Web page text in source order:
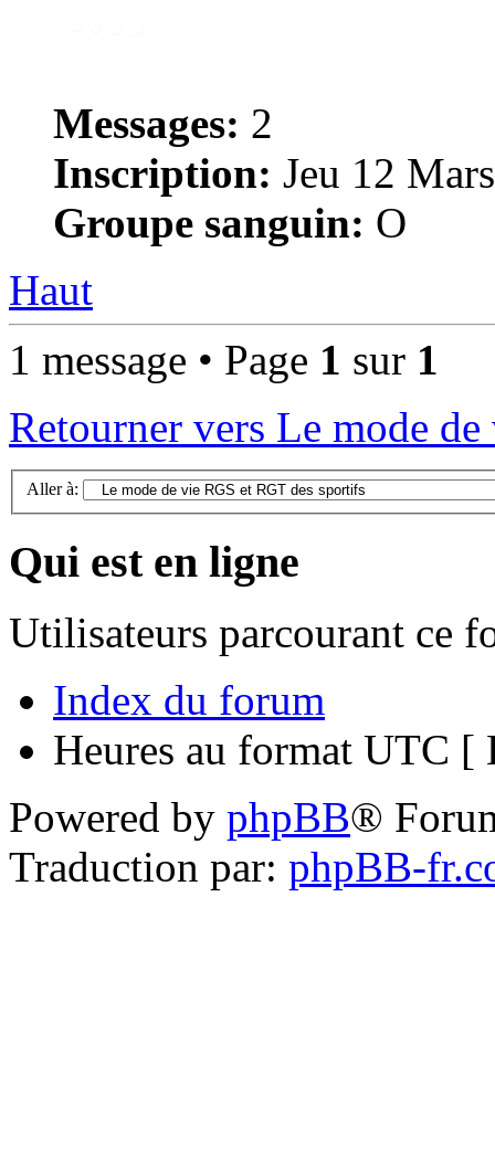
Messages: 2
Inscription: Jeu 12
Groupe sanguin: O
Haut
1 message • Page 1 sur 1
Retourner vers Le mode
Aller à:
Qui est en ligne
Utilisateurs parcourant ce
Index du forum
Heures au format UTC [
Powered by phpBB®
Traduction par: phpBB-